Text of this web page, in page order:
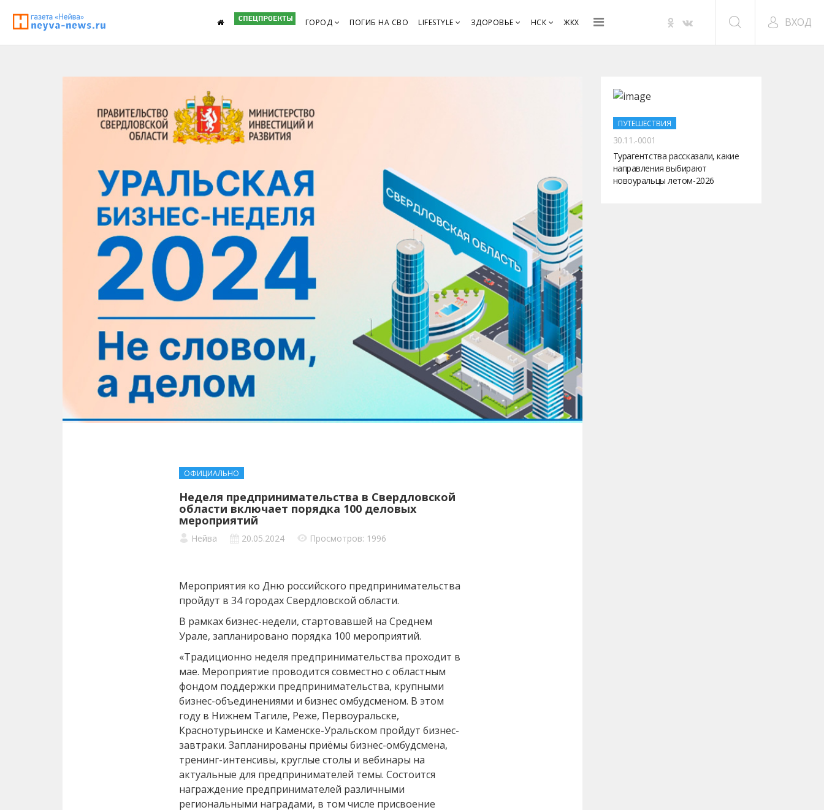
ГОРОД ПОГИБ НА СВО LIFESTYLE ЗДОРОВЬЕ НСК ЖКХ ВХОД
ОФИЦИАЛЬНО
Неделя предпринимательства в Свердловской
области включает порядка 100 деловых
мероприятий
Нейва 20.05.2024 Просмотров: 1996
Мероприятия ко Дню российского предпринимательства
пройдут в 34 городах Свердловской области.
В рамках бизнес-недели, стартовавшей на Среднем
Урале, запланировано порядка 100 мероприятий.
«Традиционно неделя предпринимательства проходит в
мае. Мероприятие проводится совместно с областным
фондом поддержки предпринимательства, крупными
бизнес-объединениями и бизнес омбудсменом. В этом
году в Нижнем Тагиле, Реже, Первоуральске,
Краснотурьинске и Каменске-Уральском пройдут бизнес-
завтраки. Запланированы приёмы бизнес-омбудсмена,
тренинг-интенсивы, круглые столы и вебинары на
актуальные для предпринимателей темы. Состоится
награждение предпринимателей различными
региональными наградами, в том числе присвоение
ПУТЕШЕСТВИЯ
30.11.-0001
Турагентства рассказали, какие
направления выбирают
новоуральцы летом-2026